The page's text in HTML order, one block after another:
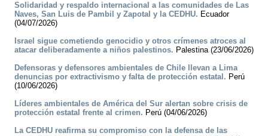
Solidaridad y respaldo internacional a las comunidades de Las
Naves, San Luis de Pambil y Zapotal y la CEDHU. Ecuador
(04/07/2026)
Israel sigue cometiendo genocidio y otros crímenes atroces al
atacar deliberadamente a niños palestinos. Palestina (23/06/2026)
Defensoras y defensores ambientales de Chile llevan a Lima
denuncias por extractivismo y falta de protección estatal. Perú
(10/06/2026)
Líderes ambientales de América del Sur alertan sobre crisis de
protección estatal frente al crimen. Perú (04/06/2026)
La CEDHU reafirma su compromiso con la defensa de las